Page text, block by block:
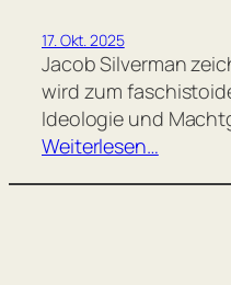
17. Okt. 2025
Jacob Silverman
wird zum
Ideologie und
Weiterlesen…